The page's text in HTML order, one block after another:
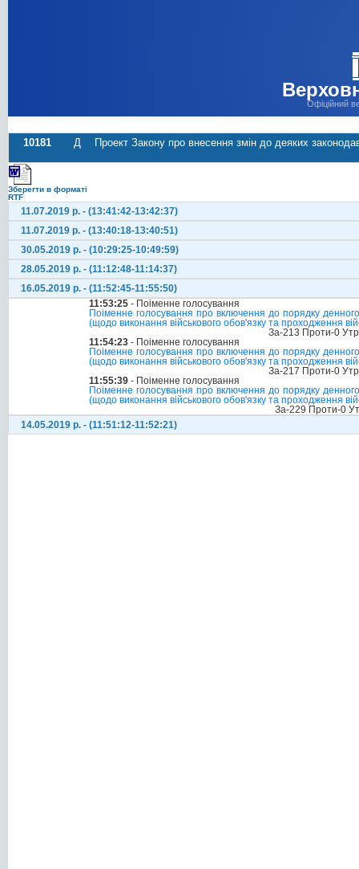
Офіційний
10181 Д Проект Закону про внесення змін до деяких
Зберегти в форматі
RTF
11.07.2019 р. - (13:41:42-13:42:37)
11.07.2019 р. - (13:40:18-13:40:51)
30.05.2019 р. - (10:29:25-10:49:59)
28.05.2019 р. - (11:12:48-11:14:37)
16.05.2019 р. - (11:52:45-11:55:50)
11:53:25 - Поіменне голосування
Поіменне голосування про включення до порядку
(щодо виконання військового обов'язку та проходження
За-213 Проти-0
11:54:23 - Поіменне голосування
Поіменне голосування про включення до порядку
(щодо виконання військового обов'язку та проходження
За-217 Проти-0
11:55:39 - Поіменне голосування
Поіменне голосування про включення до порядку
(щодо виконання військового обов'язку та проходження
За-229 Проти-0
14.05.2019 р. - (11:51:12-11:52:21)